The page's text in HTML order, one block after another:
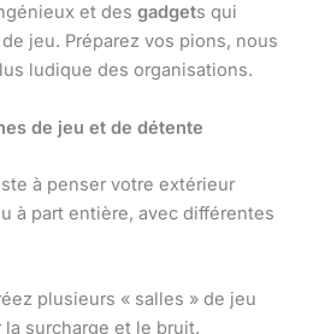
et des gadgets qui
jeu. Préparez vos pions, nous
ludique des organisations.
de jeu et de détente
à penser votre extérieur
à part entière, avec différentes
plusieurs « salles » de jeu
surcharge et le bruit.